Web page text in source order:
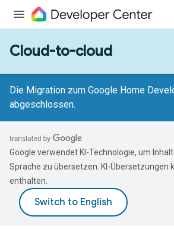
Cloud-to-cloud
Die Migration zum Google Home
abgeschlossen.
Google verwendet KI-Technologie, um
Sprache zu übersetzen. KI-Übersetzungen
enthalten.